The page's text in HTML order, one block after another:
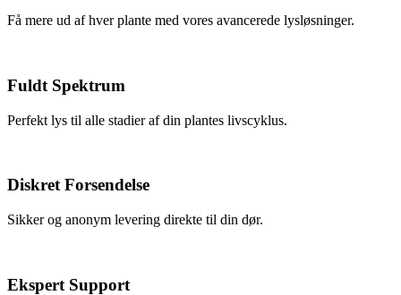
Få mere ud af hver plante med vores avancerede lysløsninger.
Fuldt Spektrum
Perfekt lys til alle stadier af din plantes livscyklus.
Diskret Forsendelse
Sikker og anonym levering direkte til din dør.
Ekspert Support